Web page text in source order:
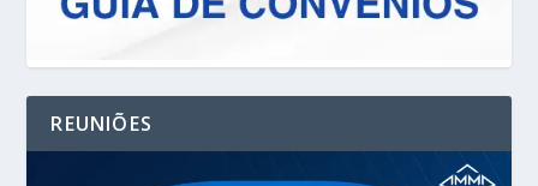
REUNIÕES